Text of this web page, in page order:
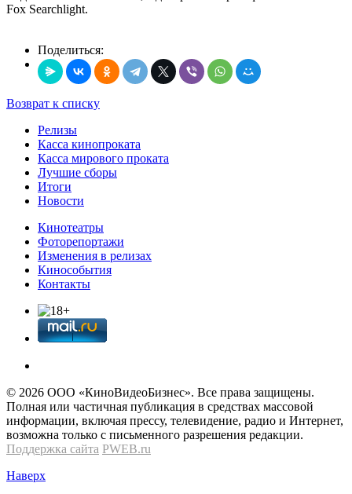
Fox Searchlight.
Поделиться:
Возврат к списку
Релизы
Касса кинопроката
Касса мирового проката
Лучшие сборы
Итоги
Новости
Кинотеатры
Фоторепортажи
Изменения в релизах
Кинособытия
Контакты
© 2026 OOО «КиноВидеоБизнес». Все права защищены.
Полная или частичная публикация в средствах массовой
информации, включая прессу, телевидение, радио и Интернет,
возможна только с письменного разрешения редакции.
Поддержка сайта PWEB.ru
Наверх